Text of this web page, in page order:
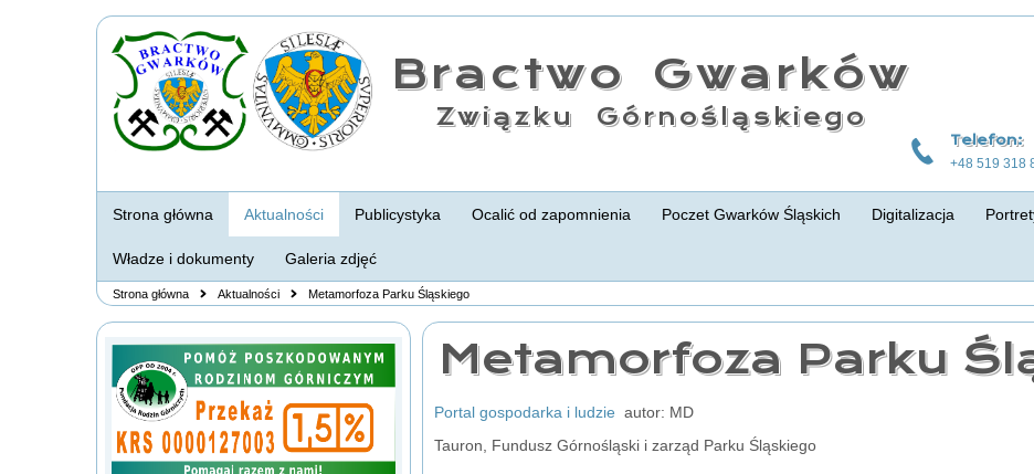
Bractwo Gwarków
Związku Górnośląskiego
Telefon:
+48 519 318
Strona główna Aktualności Publicystyka Ocalić od zapomnienia Poczet Gwarków Śląskich Digitalizacja
Władze i dokumenty Galeria zdjęć
Strona główna Aktualności Metamorfoza Parku Śląskiego
Metamorfoza Parku
Portal gospodarka i ludzie autor: MD
Tauron, Fundusz Górnośląski i zarząd Parku Śląskiego